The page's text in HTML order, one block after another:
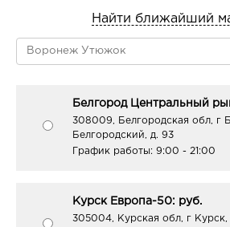
Найти ближайший
Белгород Центральный
308009, Белгородская обл, г
Белгородский, д. 93
График работы: 9:00 - 21:00
Курск Европа-50: руб.
305004, Курская обл, г Курск,